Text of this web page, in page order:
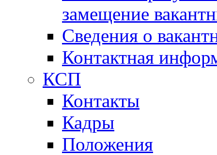
замещение
Сведения о
Контактная
КСП
Контакты
Кадры
Положения